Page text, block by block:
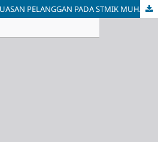
SISTEM INFORMASI KEPUASAN PELANGGAN PADA STMIK MUHAMMADIYAH JAKARTA